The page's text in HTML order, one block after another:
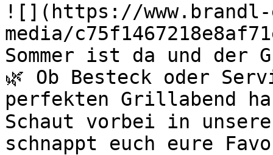
![](https://
media/
Sommer ist da und
🌿 Ob Besteck oder
perfekten Grillabend
Schaut vorbei in
schnappt euch eure